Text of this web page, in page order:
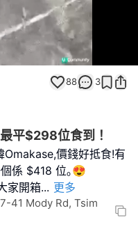
88 3
平$298位食到！
價錢好抵食!有
係 $418 位｡😍
家開箱... 更多
41 Mody Rd, Tsim